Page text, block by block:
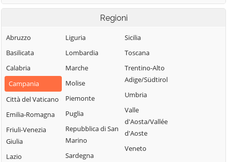
Calitri
Caposele
Capriglia Irpina
Carife
Casalbore
Cassano Irpino
Castel Baronia
Castelfranci
Castelvetere sul
Calore
Monteforte
Morra De Sanctis
Moschiano
all'Esca
Lombardi
Santa Lucia di
Serino
Santa Paolina
Santo Stefano
del Sole
Savignano Irpino
Scampitella
Senerchia
Regioni
Abruzzo
Basilicata
Calabria
Campania
Città del Vaticano
Emilia-Romagna
Friuli-Venezia
Giulia
Lazio
Liguria
Lombardia
Marche
Molise
Piemonte
Puglia
Repubblica di San
Marino
Sardegna
Sicilia
Toscana
Trentino-Alto
Adige/Südtirol
Umbria
Valle
d'Aosta/Vallée
d'Aoste
Veneto